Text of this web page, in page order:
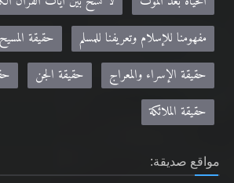
مفهومنا للإسلام وتعريفنا للمسلم
حقيقة
حقيقة الإسراء والمعراج
حقيقة الجن
حقيقة الملائكة
مواقع صديقة: